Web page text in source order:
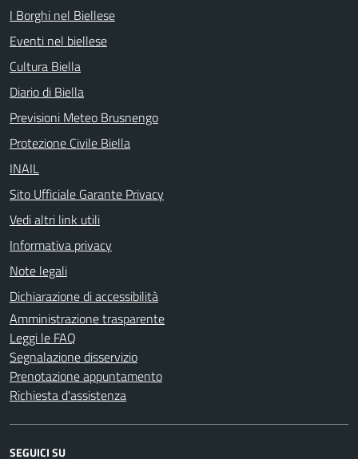
I Borghi nel Biellese
Eventi nel biellese
Cultura Biella
Diario di Biella
Previsioni Meteo Brusnengo
Protezione Civile Biella
INAIL
Sito Ufficiale Garante Privacy
Vedi altri link utili
Informativa privacy
Note legali
Dichiarazione di accessibilità
Amministrazione trasparente
Leggi le FAQ
Segnalazione disservizio
Prenotazione appuntamento
Richiesta d'assistenza
SEGUICI SU